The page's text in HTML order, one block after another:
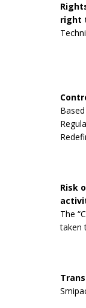
right
Risk
The
taken